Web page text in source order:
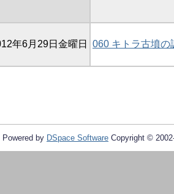
年6月29日金曜日 060 キトラ古墳
Powered by DSpace Software Copyright ©